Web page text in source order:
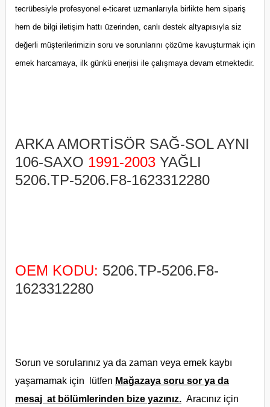
tecrübesiyle profesyonel e-ticaret uzmanlarıyla birlikte hem sipariş
hem de bilgi iletişim hattı üzerinden, canlı destek altyapısıyla siz
değerli müşterilerimizin soru ve sorunlarını çözüme kavuşturmak için
emek harcamaya, ilk günkü enerjisi ile çalışmaya devam etmektedir.
ARKA AMORTİSÖR SAĞ-SOL AYNI
106-SAXO 1991-2003 YAĞLI
5206.TP-5206.F8-1623312280
OEM KODU: 5206.TP-5206.F8-
1623312280
Sorun ve sorularınız ya da zaman veya emek kaybı
yaşamamak için lütfen Mağazaya soru sor ya da
mesaj at bölümlerinden bize yazınız. Aracınız için